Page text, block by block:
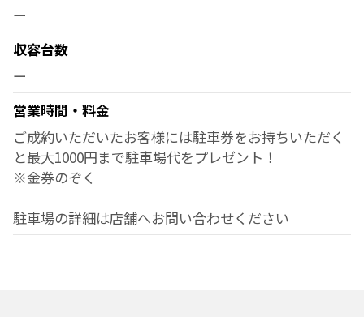
ー
収容台数
ー
営業時間・料金
ご成約いただいたお客様には駐車券をお持ちいただく
と最大1000円まで駐車場代をプレゼント！
※金券のぞく
駐車場の詳細は店舗へお問い合わせください